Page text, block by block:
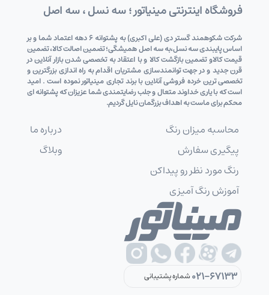
فروشگاه اینترنتی مینیاتور ؛ سه نسل ، سه اصل
شرکت شکوهمند گستر دی (علی اکبری) به پشتوانه 6 دهه اعتماد شما و بر
اساس پایبندی سه نسل،به سه اصل همیشگی؛ تضمین اصالت کالا، تضمین
قیمت کالاو تضمین بازگشت کالا و با اعتقاد به تخصصی شدن بازار آنلاین در
قرن جدید و در جهت توانمندسازی مشتریان اقدام به راه اندازی بزرگترین و
تخصصی ترین خرده فروشی آنلاین با برند تجاری مینیاتور نموده است . امید
است که با یاری خداوند متعال و جلب رضایتمندی شما عزیزان که پشتوانه ای
محکم برای ماست به اهداف بزرگمان نایل گردیم.
محاسبه میزان رنگ
پیگیری سفارش
رنگ مورد نظر رو پیداکن
آموزش رنگ آمیزی
درباره ما
وبلاگ
021-67133شماره پشتیبانی